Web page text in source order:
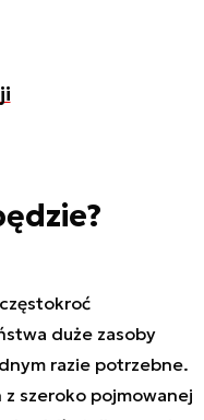
duże zasoby
razie potrzebne.
szeroko pojmowanej